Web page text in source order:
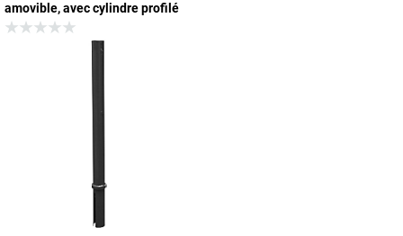
amovible, avec cylindre profilé